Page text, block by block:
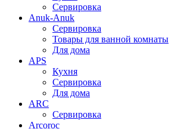
Сервировка
Anuk-Anuk
Сервировка
Товары для ванной комнаты
Для дома
APS
Кухня
Сервировка
Для дома
ARC
Сервировка
Arcoroc